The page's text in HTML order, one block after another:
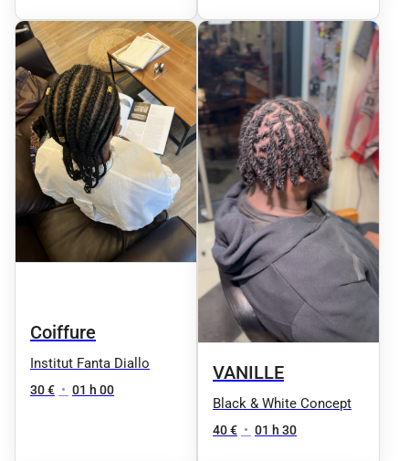
Coiffure
Institut Fanta Diallo
30 € • 01 h 00
VANILLE
Black & White Concept
40 € • 01 h 30